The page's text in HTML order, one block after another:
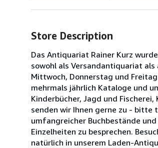
Store Description
Das Antiquariat Rainer Kurz
sowohl als Versandantiquariat
Mittwoch, Donnerstag und
mehrmals jährlich Kataloge und
Kinderbücher, Jagd und
senden wir Ihnen gerne zu - bitte
umfangreicher Buchbestände
Einzelheiten zu besprechen.
natürlich in unserem Laden-